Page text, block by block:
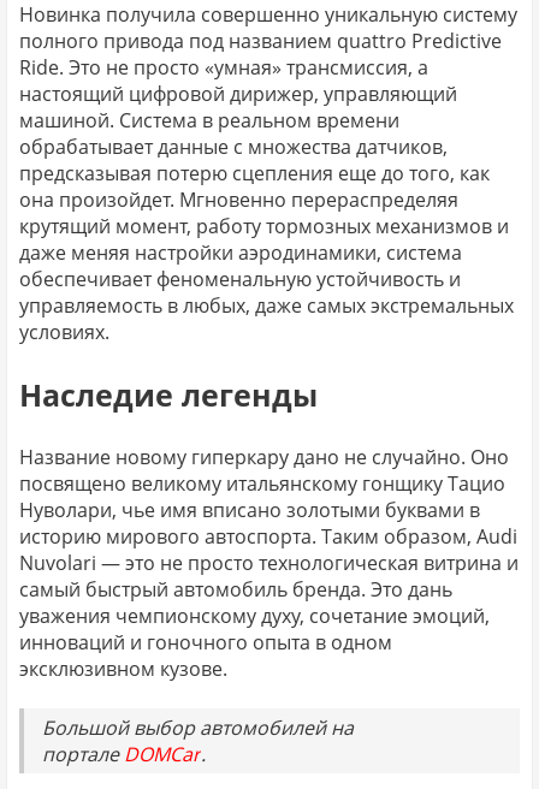
Новинка получила совершенно уникальную систему
полного привода под названием quattro Predictive
Ride. Это не просто «умная» трансмиссия, а
настоящий цифровой дирижер, управляющий
машиной. Система в реальном времени
обрабатывает данные с множества датчиков,
предсказывая потерю сцепления еще до того, как
она произойдет. Мгновенно перераспределяя
крутящий момент, работу тормозных механизмов и
даже меняя настройки аэродинамики, система
обеспечивает феноменальную устойчивость и
управляемость в любых, даже самых экстремальных
условиях.
Наследие легенды
Название новому гиперкару дано не случайно. Оно
посвящено великому итальянскому гонщику Тацио
Нуволари, чье имя вписано золотыми буквами в
историю мирового автоспорта. Таким образом, Audi
Nuvolari — это не просто технологическая витрина и
самый быстрый автомобиль бренда. Это дань
уважения чемпионскому духу, сочетание эмоций,
инноваций и гоночного опыта в одном
эксклюзивном кузове.
Большой выбор автомобилей на
порталеDOMCar.